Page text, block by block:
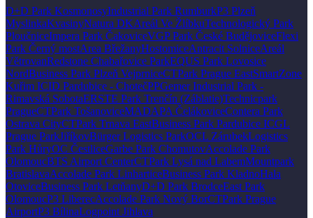
D+D Park KosmonosyIndustrial Park RumburkP3 Plzeň
MyslinkaKvasinyNatura DKAreál Ve ŽlíbkuTechnologický Park
PloučniceImpera Park ČakoviceVGP Park České BudějoviceFlexi
Park Černý mostArea BřežanyHostomiceAntracit SolniceAreál
VětrovanRedstone Chabařovice ParkEQUS Park Lovosice
NordBusiness Park Plzeň VejprniceCTPark Prague EastSmartZone
Kuřim ICID Pardubice - ChotečPPGemer Industrial Park -
Rimavská SobotaERSTE Park Trenčín (Záblatie)Technicpark
PragueCTPark TošanoviceMADAPA ČelákoviceContera Park
Ostrava CityCTPark Trnava EastBusiness Park Pardubice ICGL
Prague ParkJiříkovBürger Logistics ParkOCL ZárubekLogistics
Park HůryOC ČestliceGarbe Park ChomutovAccolade Park
OlomoucBTS Airport CenterCTPark Lysá nad LabemMountpark
BratislavaAccolade Park LinharticeBusiness Park KladnoHala
OtoviceBusiness Park LetňanyD+D Park BrodceEast Park
OlomoucP3 LiberecAccolade Park Nový BorCTPark Prague
AirportP3 BílinaLogpoint Jihlava